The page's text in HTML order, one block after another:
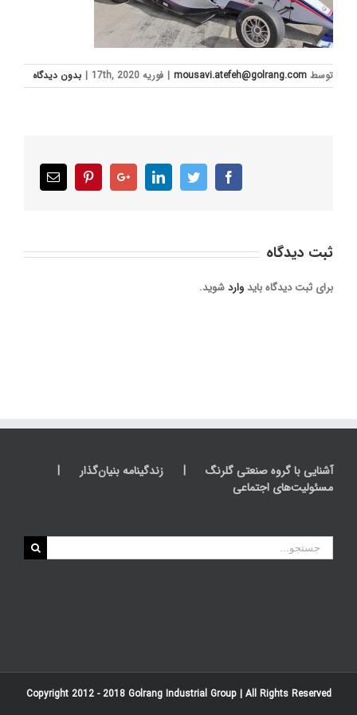
توسط mousavi.atefeh@golrang.com
| فوریه 17th, 2020 | بدون ديدگاه
Facebook
Twitter
LinkedIn
Google+
Pinterest
Email
ثبت ديدگاه
برای ثبت دیدگاه باید واردشوید.
آشنایی با گروه صنعتی گلرنگ
زندگینامه بنیان‌گذار
مسئولیت‌های اجتماعی
جستجو
برای:
Copyright 2012 - 2018 Golrang Industrial Group| All Rights Reserved